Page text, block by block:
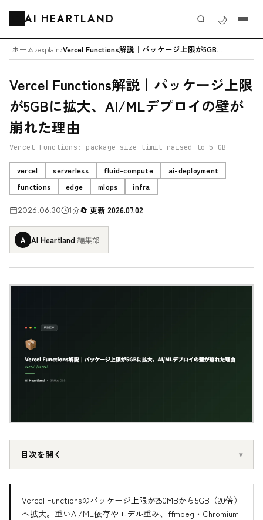
AI HEARTLAND 🌙
ホーム›explain› Vercel Functions解説｜パッケージ上限が5GBに拡大、AI/...
Vercel Functions解説｜パッケージ上限
が5GBに拡大、AI/MLデプロイの壁が
崩れた理由
Vercel Functions: package size limit raised to 5 GB
vercel serverless fluid-compute
ai-deployment
functions
edge mlops infra
2026.06.30 1分 更新 2026.07.02
A AI Heartland·編集部
目次を開く
Vercel Functionsのパッケージ上限が250MBから5GB（20倍）
へ拡大。重いAI/ML依存やモデル重み、ffmpeg・Chromium